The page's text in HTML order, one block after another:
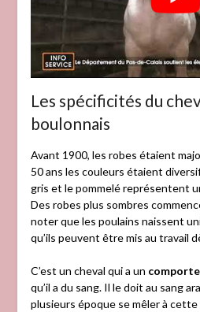
Les spécificités du
boulonnais
Avant 1900, les robes étaient
50 ans les couleurs étaient
gris et le pommelé représentent
Des robes plus sombres
noter que les poulains naissent
qu’ils peuvent être mis au travail
C’est un cheval qui a un
qu’il a du sang. Il le doit au sang
plusieurs époque se mêler à